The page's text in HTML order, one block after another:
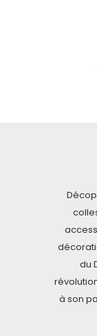
du
à son